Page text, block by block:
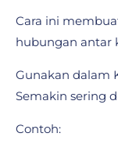
Cara ini
hubungan antar
Gunakan dalam
Semakin sering
Contoh: